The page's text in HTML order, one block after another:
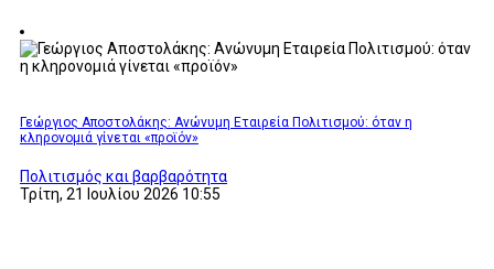
Γεώργιος Αποστολάκης: Ανώνυμη Εταιρεία Πολιτισμού: όταν η
κληρονομιά γίνεται «προϊόν»
Πολιτισμός και βαρβαρότητα
Τρίτη, 21 Ιουλίου 2026 10:55